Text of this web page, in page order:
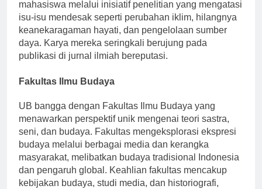
mahasiswa melalui inisiatif penelitian yang mengatasi
isu-isu mendesak seperti perubahan iklim, hilangnya
keanekaragaman hayati, dan pengelolaan sumber
daya. Karya mereka seringkali berujung pada
publikasi di jurnal ilmiah bereputasi.
Fakultas Ilmu Budaya
UB bangga dengan Fakultas Ilmu Budaya yang
menawarkan perspektif unik mengenai teori sastra,
seni, dan budaya. Fakultas mengeksplorasi ekspresi
budaya melalui berbagai media dan kerangka
masyarakat, melibatkan budaya tradisional Indonesia
dan pengaruh global. Keahlian fakultas mencakup
kebijakan budaya, studi media, dan historiografi,